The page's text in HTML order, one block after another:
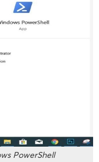
PowerShell